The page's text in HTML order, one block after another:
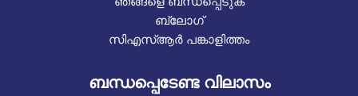
ബ്ലോഗ്
സിഎസ്ആർ പങ്കാളിത്തം
ബന്ധപ്പെടേണ്ട വിലാസം